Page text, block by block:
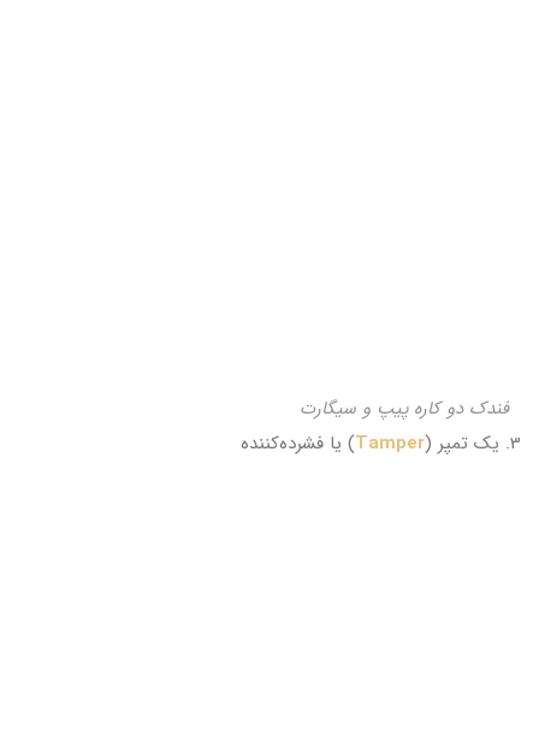
فندک دو کاره پیپ و سیگارت
3. یک تمپر (
Tamper) یا فشرده‌کننده